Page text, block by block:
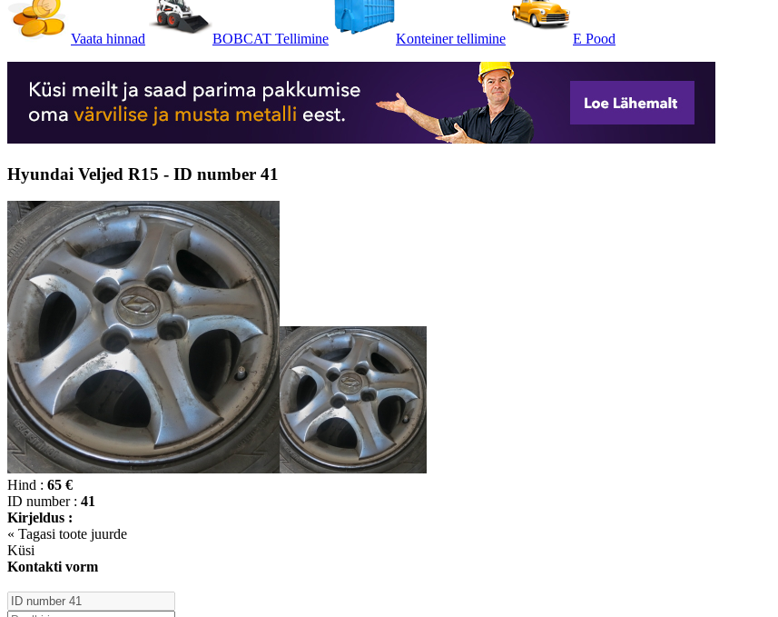
Vaata hinnad BOBCAT Tellimine Konteiner tellimine E Pood
Hyundai Veljed R15 - ID number 41
Hind : 65 €
ID number : 41
Kirjeldus :
« Tagasi toote juurde
Küsi
Kontakti vorm